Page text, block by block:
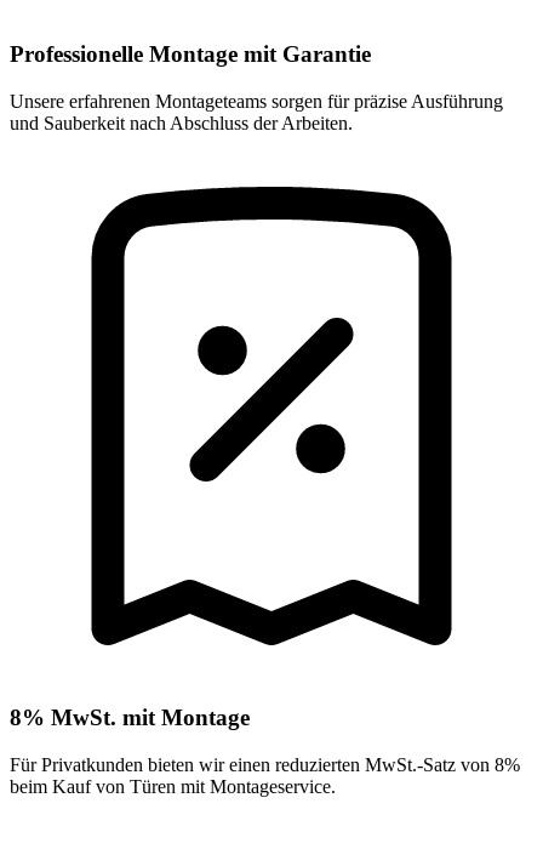
Professionelle Montage mit Garantie
Unsere erfahrenen Montageteams sorgen für präzise Ausführung
und Sauberkeit nach Abschluss der Arbeiten.
8% MwSt. mit Montage
Für Privatkunden bieten wir einen reduzierten MwSt.-Satz von 8%
beim Kauf von Türen mit Montageservice.